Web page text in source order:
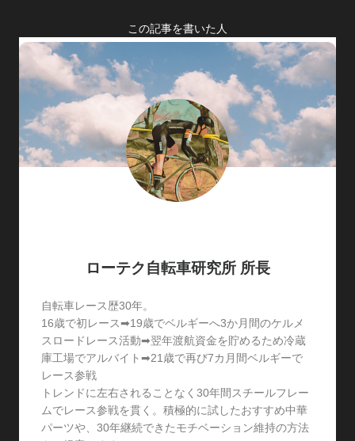
この記事を書いた人
ローテク自転車研究所 所長
自転車レース歴30年。
16歳で初レース➡19歳でベルギーへ3か月間のケルメ
スロードレース活動➡翌年渡航資金を貯めるため冷蔵
庫工場でアルバイト➡21歳で再び7カ月間ベルギーで
レース参戦
トレンドに左右されることなく30年間スチールフレー
ムでレース参戦を貫く。積極的に試したおすすめ中華
パーツや、30年継続できたモチベーション維持の方法